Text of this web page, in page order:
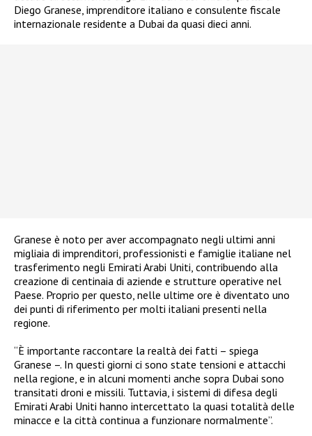
Diego Granese, imprenditore italiano e consulente fiscale
internazionale residente a Dubai da quasi dieci anni.
Granese è noto per aver accompagnato negli ultimi anni
migliaia di imprenditori, professionisti e famiglie italiane nel
trasferimento negli Emirati Arabi Uniti, contribuendo alla
creazione di centinaia di aziende e strutture operative nel
Paese. Proprio per questo, nelle ultime ore è diventato uno
dei punti di riferimento per molti italiani presenti nella
regione.
“È importante raccontare la realtà dei fatti – spiega
Granese –. In questi giorni ci sono state tensioni e attacchi
nella regione, e in alcuni momenti anche sopra Dubai sono
transitati droni e missili. Tuttavia, i sistemi di difesa degli
Emirati Arabi Uniti hanno intercettato la quasi totalità delle
minacce e la città continua a funzionare normalmente”.